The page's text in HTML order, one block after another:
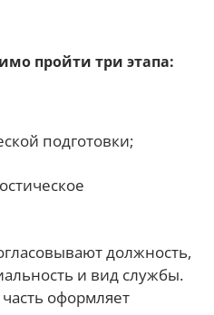
пройти три этапа:
подготовки;
должность,
и вид службы.
оформляет